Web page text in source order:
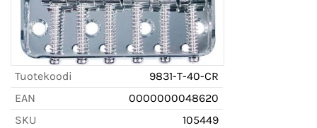
Tuotekoodi
9831-T-40-CR
EAN
0000000048620
SKU
105449